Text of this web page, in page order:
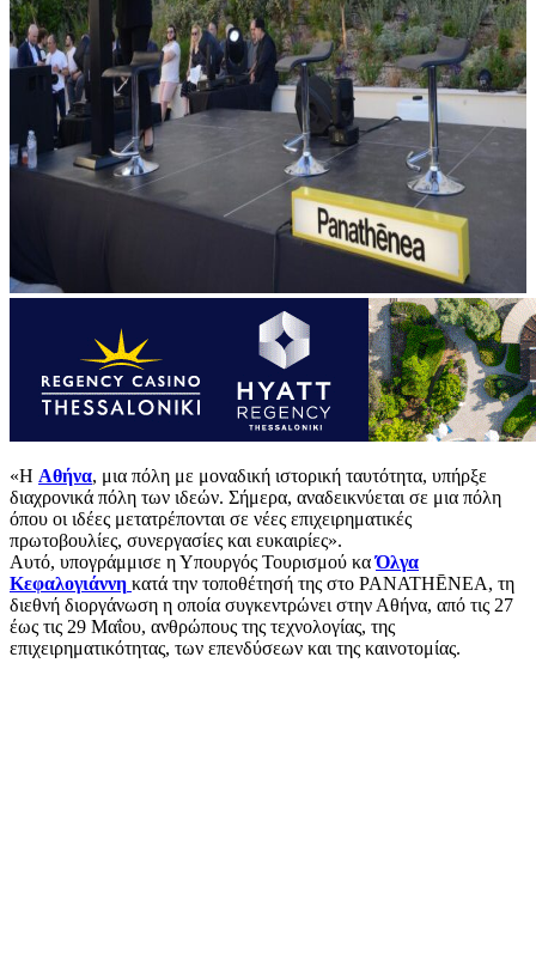
«Η Αθήνα, μια πόλη με μοναδική ιστορική ταυτότητα, υπήρξε
διαχρονικά πόλη των ιδεών. Σήμερα, αναδεικνύεται σε μια πόλη
όπου οι ιδέες μετατρέπονται σε νέες επιχειρηματικές
πρωτοβουλίες, συνεργασίες και ευκαιρίες».
Αυτό, υπογράμμισε η Υπουργός Τουρισμού καΌλγα
Κεφαλογιάννη κατά την τοποθέτησή της στο PANATHĒNEA, τη
διεθνή διοργάνωση η οποία συγκεντρώνει στην Αθήνα, από τις 27
έως τις 29 Μαΐου, ανθρώπους της τεχνολογίας, της
επιχειρηματικότητας, των επενδύσεων και της καινοτομίας.